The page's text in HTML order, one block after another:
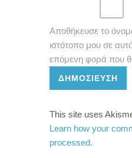
Αποθήκευσε το
ιστότοπο μου σε
επόμενη φορά που
ΔΗΜΟΣΊΕΥΣΗ
This site uses
Learn how your
processed.